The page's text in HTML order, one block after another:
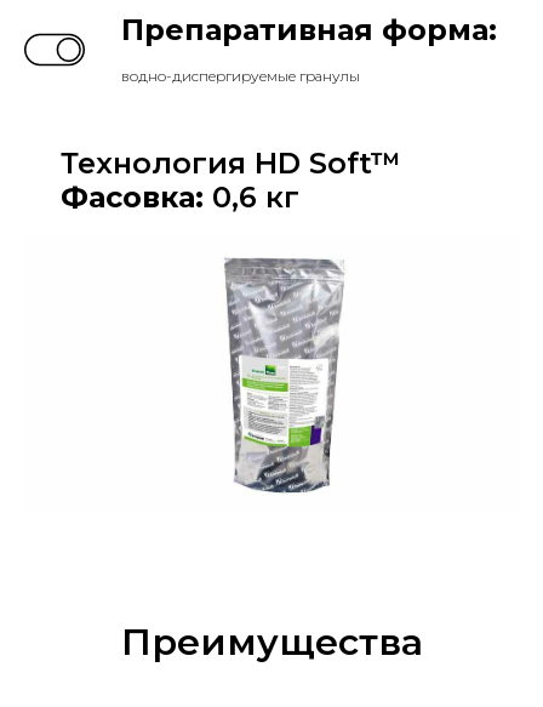
Препаративная форма:
водно-диспергируемые гранулы
Технология HD Soft™
Фасовка: 0,6 кг
Преимущества